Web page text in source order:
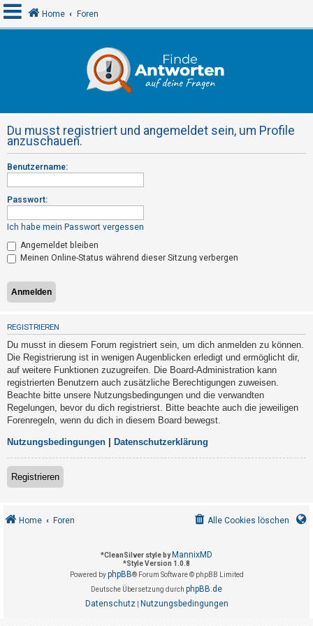
e
l
d
e
n
R
e
i
s
t
r
i
e
r
e
n
U
n
e
Home Foren
Du musst registriert und angemeldet sein, um Profile
anzuschauen.
Benutzername:
Passwort:
Ich habe mein Passwort vergessen
Angemeldet bleiben
Meinen Online-Status während dieser Sitzung verbergen
REGISTRIEREN
Du musst in diesem Forum registriert sein, um dich anmelden zu können.
Die Registrierung ist in wenigen Augenblicken erledigt und ermöglicht dir,
auf weitere Funktionen zuzugreifen. Die Board-Administration kann
registrierten Benutzern auch zusätzliche Berechtigungen zuweisen.
Beachte bitte unsere Nutzungsbedingungen und die verwandten
Regelungen, bevor du dich registrierst. Bitte beachte auch die jeweiligen
Forenregeln, wenn du dich in diesem Board bewegst.
Nutzungsbedingungen Datenschutzerklärung
Registrieren
Home Foren Alle Cookies löschen
*CleanSilver style by MannixMD
*Style Version 1.0.8
Powered byphpBB® Forum Software © phpBB Limited
Deutsche Übersetzung durch phpBB.de
Datenschutz| Nutzungsbedingungen